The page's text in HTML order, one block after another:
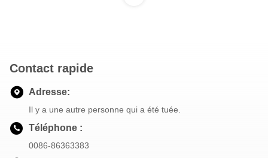
Contact rapide
Adresse:
Il y a une autre personne qui a été tuée.
Téléphone :
0086-86363383